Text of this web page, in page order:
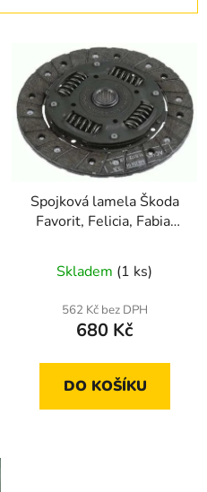
Spojková lamela Škoda
Favorit, Felicia, Fabia,
Skladem (1 ks)
562 Kč bez DPH
680 Kč
DO KOŠÍKU